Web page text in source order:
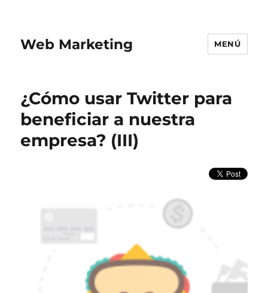
Web Marketing MENÚ
¿Cómo usar Twitter para
beneficiar a nuestra
empresa? (III)